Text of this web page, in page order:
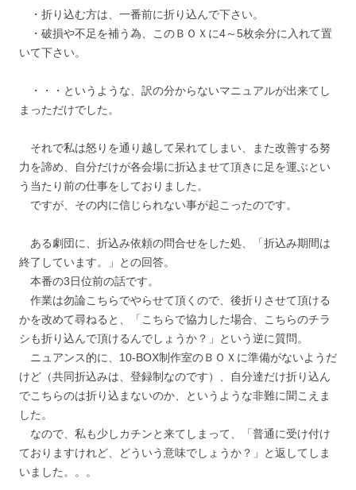
・折り込む方は、一番前に折り込んで下さい。
・破損や不足を補う為、このＢＯＸに4～5枚余分に入れて置
いて下さい。
・・・というような、訳の分からないマニュアルが出来てし
まっただけでした。
それで私は怒りを通り越して呆れてしまい、また改善する努
力を諦め、自分だけが各会場に折込ませて頂きに足を運ぶとい
う当たり前の仕事をしておりました。
ですが、その内に信じられない事が起こったのです。
ある劇団に、折込み依頼の問合せをした処、「折込み期間は
終了しています。」との回答。
本番の3日位前の話です。
作業は勿論こちらでやらせて頂くので、後折りさせて頂ける
かを改めて尋ねると、「こちらで協力した場合、こちらのチラ
シも折り込んで頂けるんでしょうか？」という逆に質問。
ニュアンス的に、10-BOX制作室のＢＯＸに準備がないようだ
けど（共同折込みは、登録制なのです）、自分達だけ折り込ん
でこちらのは折り込まないのか、というような非難に聞こえま
した。
なので、私も少しカチンと来てしまって、「普通に受け付け
ておりますけれど、どういう意味でしょうか？」と返してしま
いました。。。